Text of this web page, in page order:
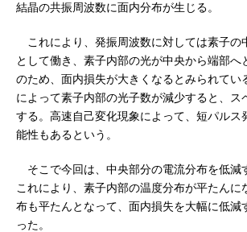
結晶の共振周波数に面内分布が生じる。
これにより、発振周波数に対しては素子の
として働き、素子内部の光が中央から端部へ
のため、面内損失が大きくなるとみられてい
によって素子内部の光子数が減少すると、ス
する。高速自己変化現象によって、短パルス
能性もあるという。
そこで今回は、中央部分の電流分布を低減
これにより、素子内部の温度分布が平たんに
布も平たんとなって、面内損失を大幅に低減
った。